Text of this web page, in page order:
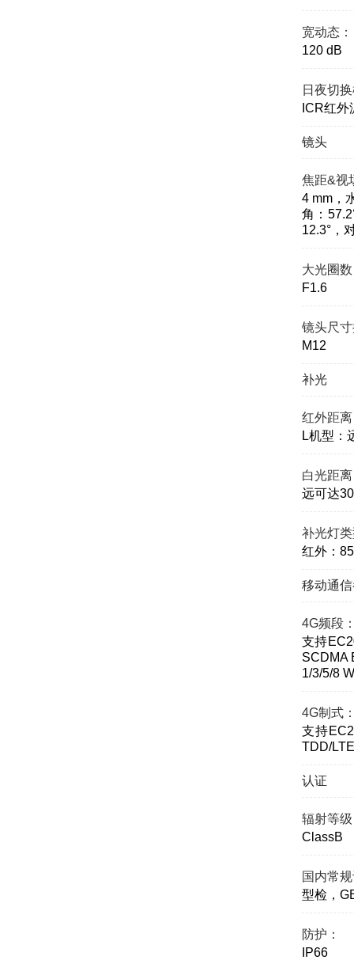
宽动态：
120 dB
日夜切
ICR红外
镜头
焦距&视
4 mm，
角：
12.3°，
大光圈
F1.6
镜头尺
M12
补光
红外距
L机型：
白光距
远可达
补光灯
红外：
移动通
4G频段
支持
SCDMA
1/3/5/8
4G制式
支持
TDD/
认证
辐射等
ClassB
国内常
型检，
防护：
IP66